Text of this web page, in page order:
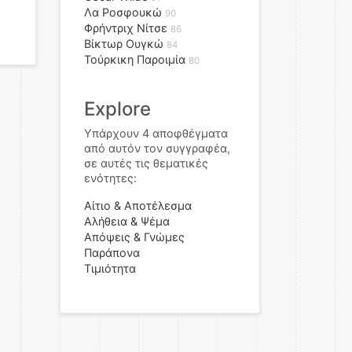
Λα Ροσφουκώ 90
Φρήντριχ Νίτσε 86
Βίκτωρ Ουγκώ 84
Τούρκικη Παροιμία 80
Explore
Υπάρχουν 4 αποφθέγματα
από αυτόν τον συγγραφέα,
σε αυτές τις θεματικές
ενότητες:
Αίτιο & Αποτέλεσμα
Αλήθεια & Ψέμα
Απόψεις & Γνώμες
Παράπονα
Τιμιότητα